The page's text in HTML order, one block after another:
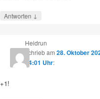
Antworten ↓
Heidrun
schriebam 28. Oktober
14:01 Uhr:
+1!